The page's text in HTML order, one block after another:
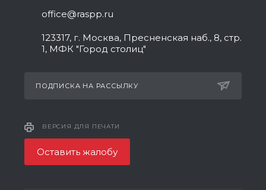
office@raspp.ru
123317, г. Москва, Пресненская наб., 8, стр.
1, МФК "Город столиц"
ПОДПИСКА НА РАССЫЛКУ
ВЕРСИЯ ДЛЯ ПЕЧАТИ
Оставить жалобу